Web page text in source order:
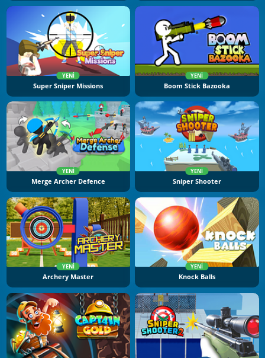
YENI
Super Sniper Missions
YENI
Boom Stick Bazooka
YENI
Merge Archer Defence
YENI
Sniper Shooter
YENI
Archery Master
YENI
Knock Balls